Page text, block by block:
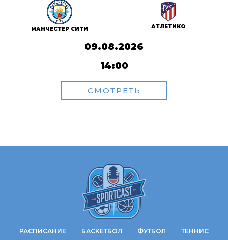
МАНЧЕСТЕР СИТИ АТЛЕТИКО
09.08.2026
14:00
СМОТРЕТЬ
РАСПИСАНИЕ БАСКЕТБОЛ ФУТБОЛ ТЕННИС